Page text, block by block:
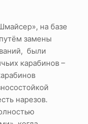
на базе
замены
были
карабинов –
нарезов.